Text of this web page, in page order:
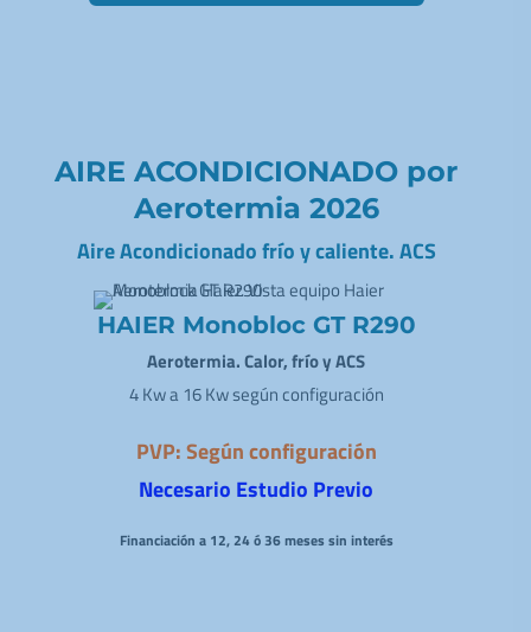
AIRE ACONDICIONADO por
Aerotermia 2026
Aire Acondicionado frío y caliente. ACS
HAIER Monobloc GT R290
Aerotermia. Calor, frío y ACS
4 Kw a 16 Kw según configuración
PVP: Según configuración
Necesario Estudio Previo
Financiación a 12, 24 ó 36 meses sin interés